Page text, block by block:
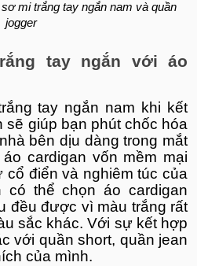
mi trắng tay ngắn nam và quần
jogger
tay ngắn với áo
tay ngắn nam khi kết
sẽ giúp bạn phút chốc hóa
bên dịu dàng trong mắt
cardigan vốn mềm mại
điển và nghiêm túc của
thể chọn áo cardigan
đều được vì màu trắng rất
sắc khác. Với sự kết hợp
với quần short, quần jean
của mình.